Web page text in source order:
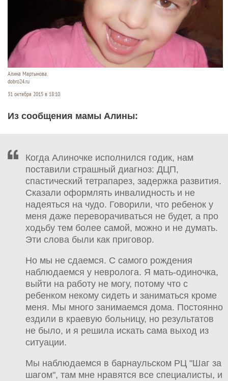
Алина Мартынова.
dobro24.ru
31 октября 2015 в 18:10
Из сообщения мамы Алины:
Когда Алиночке исполнился годик, нам
поставили страшный диагноз: ДЦП,
спастический тетрапарез, задержка развития.
Сказали оформлять инвалидность и не
надеяться на чудо. Говорили, что ребенок у
меня даже переворачиваться не будет, а про
ходьбу тем более самой, можно и не думать.
Эти слова были как приговор.
Но мы не сдаемся. С самого рождения
наблюдаемся у невролога. Я мать-одиночка,
выйти на работу не могу, потому что с
ребенком некому сидеть и заниматься кроме
меня. Мы много занимаемся дома. Постоянно
ездили в краевую больницу, но результатов
не было, и я решила искать сама выход из
ситуации.
Мы наблюдаемся в барнаульском РЦ "Шаг за
шагом", там мне нравятся все специалисты, и